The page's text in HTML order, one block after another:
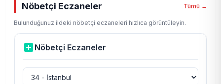
Nöbetçi Eczaneler Tümü →
Bulunduğunuz ildeki nöbetçi eczaneleri hızlıca görüntüleyin.